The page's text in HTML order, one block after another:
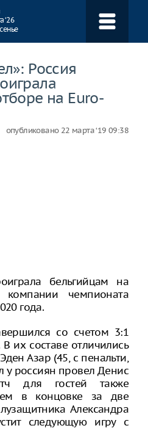
‘26
Россия
на Euro-
опубликовано 22 марта ‘19 09:38
бельгийцам на
компании чемпионата
года.
со счетом 3:1
В их составе отличились
Азар (45, с пенальти,
у россиян провел Денис
для гостей также
в концовке за две
Александра
следующую игру с